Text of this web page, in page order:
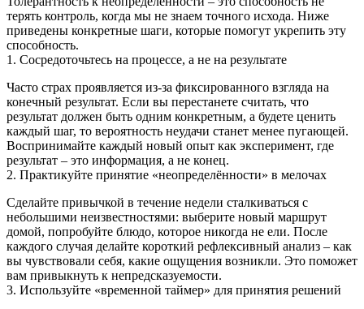
терять контроль, когда мы не знаем точного исхода. Ниже
приведены конкретные шаги, которые помогут укрепить эту
способность.
1. Сосредоточьтесь на процессе, а не на результате
Часто страх проявляется из-за фиксированного взгляда на
конечный результат. Если вы перестанете считать, что
результат должен быть одним конкретным, а будете ценить
каждый шаг, то вероятность неудачи станет менее пугающей.
Воспринимайте каждый новый опыт как эксперимент, где
результат – это информация, а не конец.
2. Практикуйте принятие «неопределённости» в мелочах
Сделайте привычкой в течение недели сталкиваться с
небольшими неизвестностями: выберите новый маршрут
домой, попробуйте блюдо, которое никогда не ели. После
каждого случая делайте короткий рефлексивный анализ – как
вы чувствовали себя, какие ощущения возникли. Это поможет
вам привыкнуть к непредсказуемости.
3. Используйте «временной таймер» для принятия решений